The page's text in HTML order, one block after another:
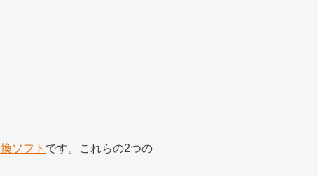
ソフト です。これらの2つの